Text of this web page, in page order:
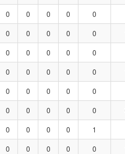
0 0 0 0 0
0 0 0 0 0
0 0 0 0 0
0 0 0 0 0
0 0 0 0 0
0 0 0 0 0
0 0 0 0 1
0 0 0 0 0